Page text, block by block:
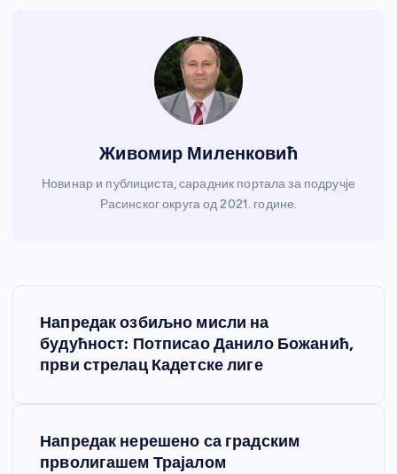
Живомир Миленковић
Новинар и публициста, сарадник портала за подручје
Расинског округа од 2021. године.
Напредак озбиљно мисли на
будућност: Потписао Данило Божанић,
први стрелац Кадетске лиге
Напредак нерешено са градским
прволигашем Трајалом